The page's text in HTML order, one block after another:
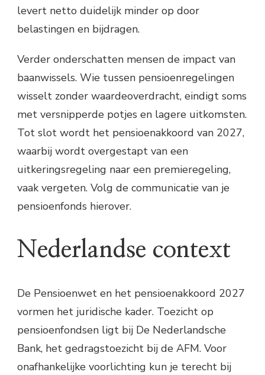
levert netto duidelijk minder op door
belastingen en bijdragen.
Verder onderschatten mensen de impact van
baanwissels. Wie tussen pensioenregelingen
wisselt zonder waardeoverdracht, eindigt soms
met versnipperde potjes en lagere uitkomsten.
Tot slot wordt het pensioenakkoord van 2027,
waarbij wordt overgestapt van een
uitkeringsregeling naar een premieregeling,
vaak vergeten. Volg de communicatie van je
pensioenfonds hierover.
Nederlandse context
De Pensioenwet en het pensioenakkoord 2027
vormen het juridische kader. Toezicht op
pensioenfondsen ligt bij De Nederlandsche
Bank, het gedragstoezicht bij de AFM. Voor
onafhankelijke voorlichting kun je terecht bij